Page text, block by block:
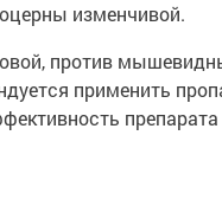
изменчивой.
против
применить
препарата